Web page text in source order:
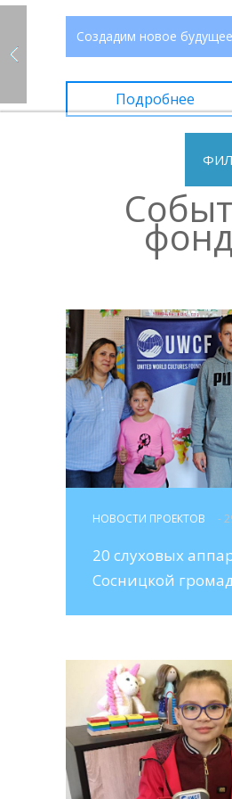
Создадим новое будущее
Подробнее
НОВОСТИ ПРОЕКТОВ -
20 слуховых
Сосницкой